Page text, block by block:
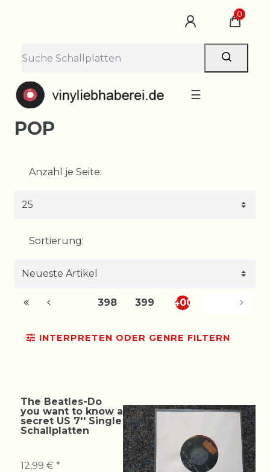
0
☰
POP
Anzahl je Seite:
Sortierung:
398 399 400
INTERPRETEN ODER GENRE FILTERN
The Beatles-Do
you want to know a
secret US 7'' Single
Schallplatten
12,99 € *